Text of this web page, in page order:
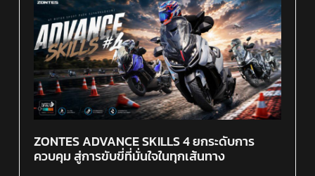
ZONTES ADVANCE SKILLS 4 ยกระดับการ
ควบคุม สู่การขับขี่ที่มั่นใจในทุกเส้นทาง